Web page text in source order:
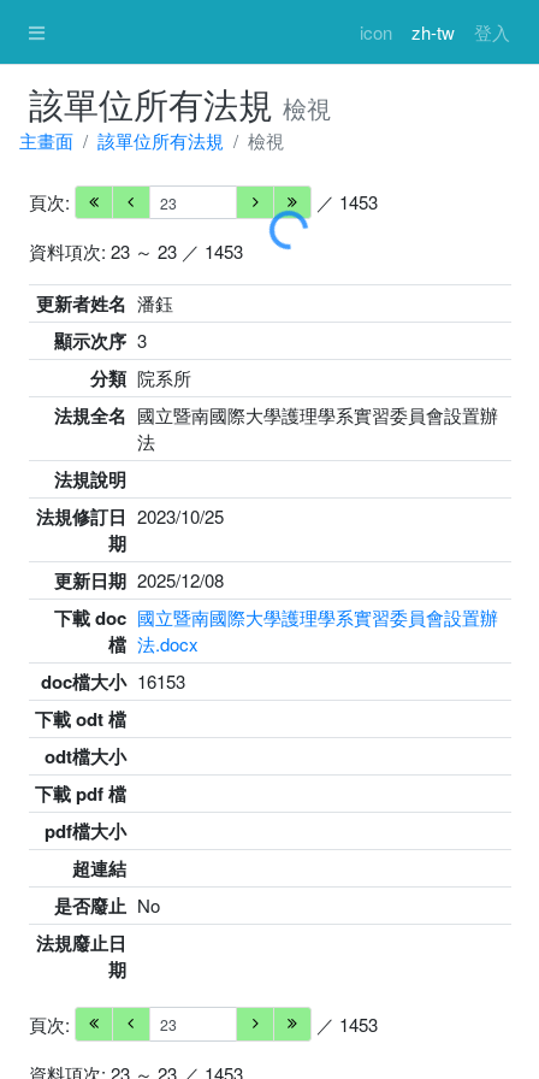
icon zh-tw 登入
該單位所有法規 檢視
主畫面 該單位所有法規 檢視
頁次:
／ 1453
資料項次: 23 ～ 23 ／ 1453
更新者姓名 潘鈺
顯示次序 3
分類 院系所
法規全名 國立暨南國際大學護理學系實習委員會設置辦
法
法規說明
法規修訂日
期
2023/10/25
更新日期 2025/12/08
下載 doc
檔
國立暨南國際大學護理學系實習委員會設置辦
法.docx
doc檔大小 16153
下載 odt 檔
odt檔大小
下載 pdf 檔
pdf檔大小
超連結
是否廢止 No
法規廢止日
期
頁次:
／ 1453
資料項次: 23 ～ 23 ／ 1453
載入中 ...